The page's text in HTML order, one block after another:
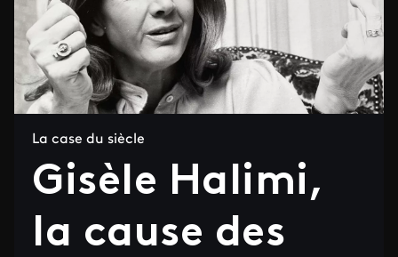
La case du siècle
Gisèle Halimi,
la cause des